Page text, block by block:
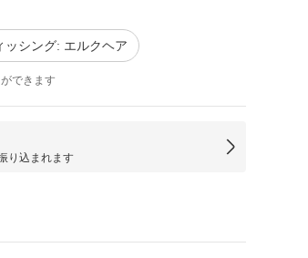
ッシング: エルクヘア
できます
り込まれます